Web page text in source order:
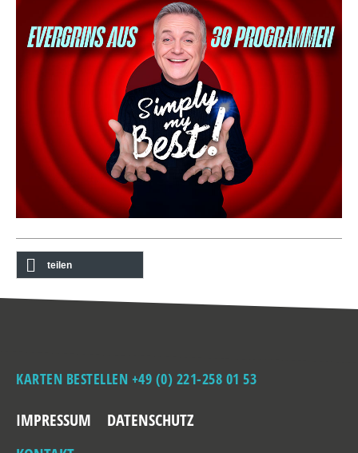
teilen
KARTEN BESTELLEN +49 (0) 221-258 01 53
IMPRESSUM
DATENSCHUTZ